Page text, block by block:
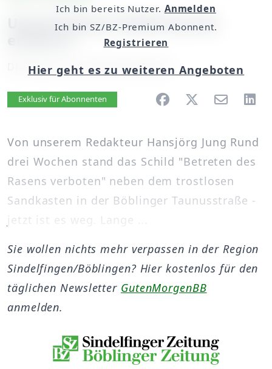
Umstrittenes Schild wurde
Dienstag, 21. Juli 2009, 00:00 Uhr
Artikel vorlesen
Exklusiv für Abonnenten
Von unserem Redakteur Hansjörg Jung Rund
drei Wochen stand das Schild "Betreten des
Rasens verboten" neben dem trostlosen
Sandkasten in der Böblinger Taunusstraße -
jetzt ist es weg. Lange ...
Ich bin bereits Nutzer. Anmelden
Ich bin SZ/BZ-Premium Abonnent.
Registrieren
Hier geht es zu weiteren Angeboten
Sie wollen nichts mehr verpassen in der Region
Sindelfingen/Böblingen? Hier kostenlos für den
täglichen Newsletter GutenMorgenBB
anmelden.